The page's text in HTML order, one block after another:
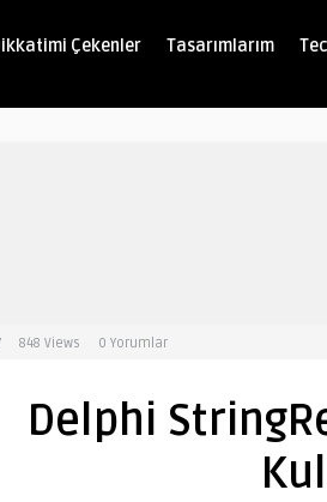
Çekenler Tasarımlarım
848 Views 0 Yorumlar
Delphi